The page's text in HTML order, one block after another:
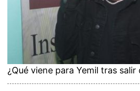
¿Qué viene para Yemil tras salir